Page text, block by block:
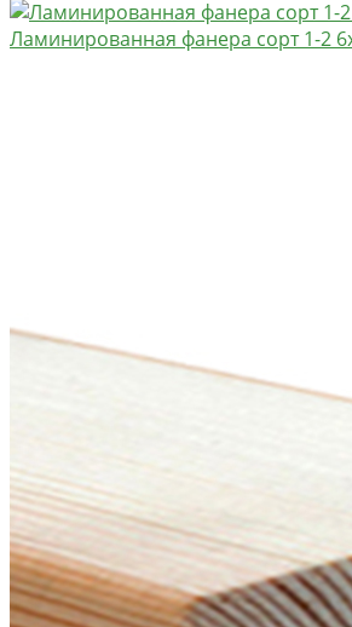
Ламинированная фанера сорт 1-2